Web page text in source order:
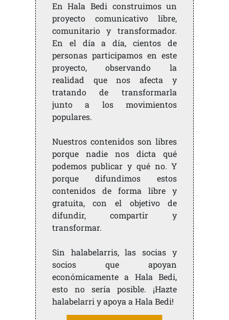
En Hala Bedi construimos un
proyecto comunicativo libre,
comunitario y transformador.
En el día a día, cientos de
personas participamos en este
proyecto, observando la
realidad que nos afecta y
tratando de transformarla
junto a los movimientos
populares.
Nuestros contenidos son libres
porque nadie nos dicta qué
podemos publicar y qué no. Y
porque difundimos estos
contenidos de forma libre y
gratuita, con el objetivo de
difundir, compartir y
transformar.
Sin halabelarris, las socias y
socios que apoyan
económicamente a Hala Bedi,
esto no sería posible. ¡Hazte
halabelarri y apoya a Hala Bedi!